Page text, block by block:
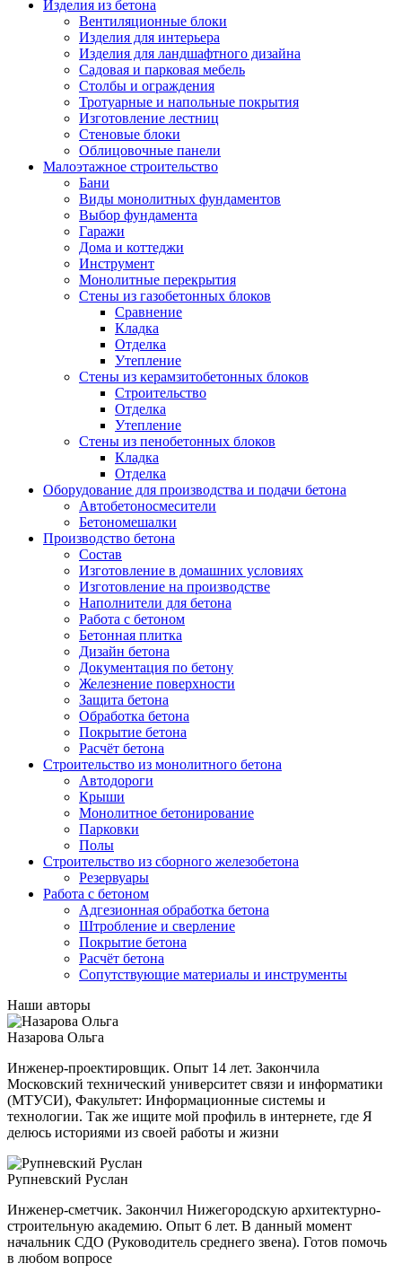
Изделия из бетона
Вентиляционные блоки
Изделия для интерьера
Изделия для ландшафтного дизайна
Садовая и парковая мебель
Столбы и ограждения
Тротуарные и напольные покрытия
Изготовление лестниц
Стеновые блоки
Облицовочные панели
Малоэтажное строительство
Бани
Виды монолитных фундаментов
Выбор фундамента
Гаражи
Дома и коттеджи
Инструмент
Монолитные перекрытия
Стены из газобетонных блоков
Сравнение
Кладка
Отделка
Утепление
Стены из керамзитобетонных блоков
Строительство
Отделка
Утепление
Стены из пенобетонных блоков
Кладка
Отделка
Оборудование для производства и подачи бетона
Автобетоносмесители
Бетономешалки
Производство бетона
Состав
Изготовление в домашних условиях
Изготовление на производстве
Наполнители для бетона
Работа с бетоном
Бетонная плитка
Дизайн бетона
Документация по бетону
Железнение поверхности
Защита бетона
Обработка бетона
Покрытие бетона
Расчёт бетона
Строительство из монолитного бетона
Автодороги
Крыши
Монолитное бетонирование
Парковки
Полы
Строительство из сборного железобетона
Резервуары
Работа с бетоном
Адгезионная обработка бетона
Штробление и сверление
Покрытие бетона
Расчёт бетона
Сопутствующие материалы и инструменты
Наши авторы
Назарова Ольга
Инженер-проектировщик. Опыт 14 лет. Закончила
Московский технический университет связи и информатики
(МТУСИ), Факультет: Информационные системы и
технологии. Так же ищите мой профиль в интернете, где Я
делюсь историями из своей работы и жизни
Рупневский Руслан
Инженер-сметчик. Закончил Нижегородскую архитектурно-
строительную академию. Опыт 6 лет. В данный момент
начальник СДО (Руководитель среднего звена). Готов помочь
в любом вопросе